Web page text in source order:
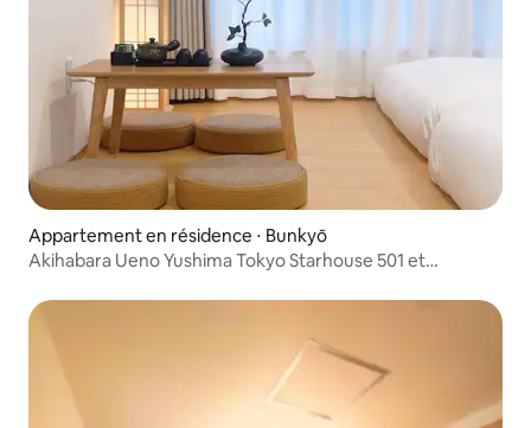
Appartement en résidence ⋅ Bunkyō
Akihabara Ueno Yushima Tokyo Starhouse 501 et